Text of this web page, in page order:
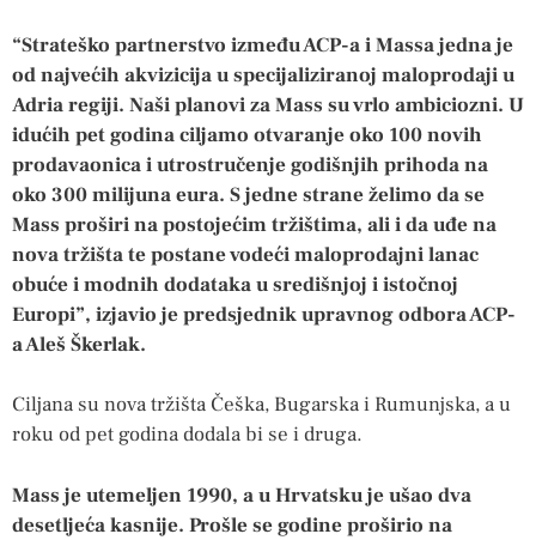
“Strateško partnerstvo između ACP-a i Massa jedna je
od najvećih akvizicija u specijaliziranoj maloprodaji u
Adria regiji. Naši planovi za Mass su vrlo ambiciozni. U
idućih pet godina ciljamo otvaranje oko 100 novih
prodavaonica i utrostručenje godišnjih prihoda na
oko 300 milijuna eura. S jedne strane želimo da se
Mass proširi na postojećim tržištima, ali i da uđe na
nova tržišta te postane vodeći maloprodajni lanac
obuće i modnih dodataka u središnjoj i istočnoj
Europi”, izjavio je predsjednik upravnog odbora ACP-
a Aleš Škerlak.
Ciljana su nova tržišta Češka, Bugarska i Rumunjska, a u
roku od pet godina dodala bi se i druga.
Mass je utemeljen 1990, a u Hrvatsku je ušao dva
desetljeća kasnije. Prošle se godine proširio na